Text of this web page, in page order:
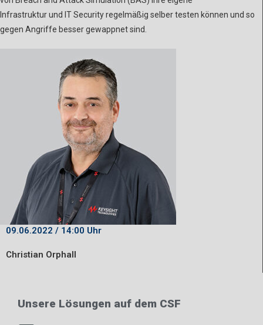
Infrastruktur und IT Security regelmäßig selber testen können und so
gegen Angriffe besser gewappnet sind.
09.06.2022 / 14:00 Uhr
Christian Orphall
Unsere Lösungen auf dem CSF